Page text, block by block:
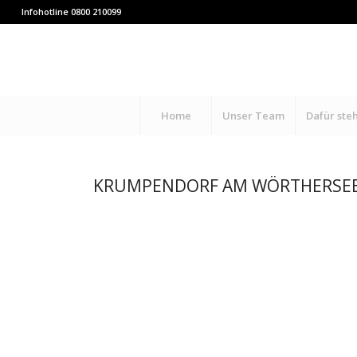
Infohotline 0800 210099
Home Unser Team Dafür
KRUMPENDORF AM